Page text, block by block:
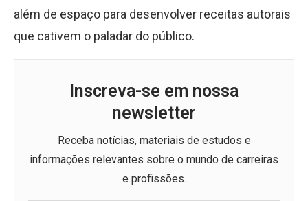
além de espaço para desenvolver receitas autorais
que cativem o paladar do público.
Inscreva-se em nossa
newsletter
Receba notícias, materiais de estudos e
informações relevantes sobre o mundo de carreiras
e profissões.